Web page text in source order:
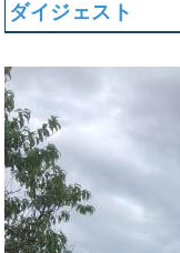
ダイジェスト